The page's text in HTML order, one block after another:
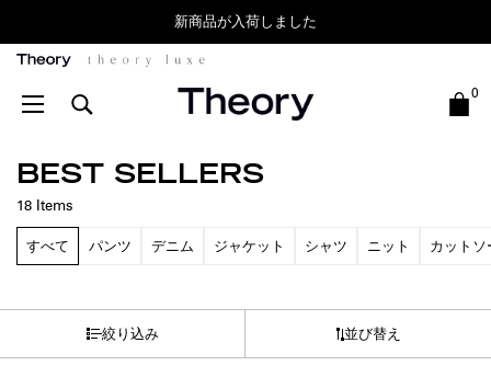
新商品が入荷しました
Theory 0
BEST SELLERS
18 Items
すべて パンツ デニム ジャケット シャツ ニット カットソ
絞り込み 並び替え